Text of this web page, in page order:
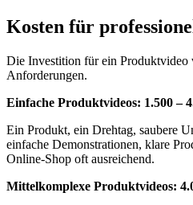
Kosten für
Die Investition für ein Produktvideo
Anforderungen.
Einfache Produktvideos: 1.500 –
Ein Produkt, ein Drehtag, saubere
einfache Demonstrationen, klare
Online-Shop oft ausreichend.
Mittelkomplexe Produktvideos: